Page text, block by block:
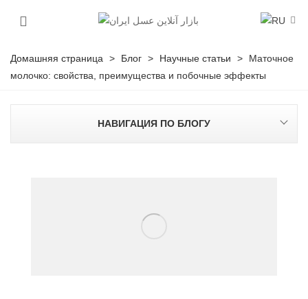
Домашняя страница > Блог > Научные статьи >
Маточное
молочко: свойства, преимущества и побочные эффекты
НАВИГАЦИЯ ПО БЛОГУ